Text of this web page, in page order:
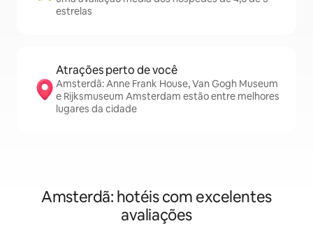
estrelas
Atrações perto de você
Amsterdã: Anne Frank House, Van Gogh Museum
e Rijksmuseum Amsterdam estão entre melhores
lugares da cidade
Amsterdã: hotéis com excelentes
avaliações